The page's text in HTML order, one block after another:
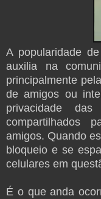
A popularidade
auxilia na
principalmente
de amigos ou
privacidade
compartilhados
amigos. Quando
bloqueio e se
celulares em
É o que anda